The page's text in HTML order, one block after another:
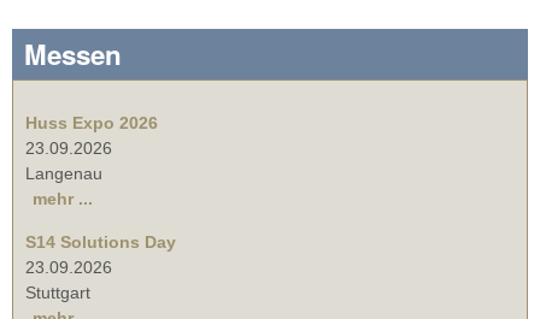
Messen
Huss Expo 2026
23.09.2026
Langenau
mehr ...
S14 Solutions Day
23.09.2026
Stuttgart